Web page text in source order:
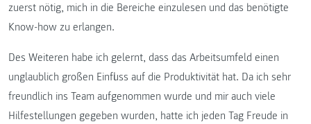
zuerst nötig, mich in die Bereiche einzulesen und das benötigte
Know-how zu erlangen.
Des Weiteren habe ich gelernt, dass das Arbeitsumfeld einen
unglaublich großen Einfluss auf die Produktivität hat. Da ich sehr
freundlich ins Team aufgenommen wurde und mir auch viele
Hilfestellungen gegeben wurden, hatte ich jeden Tag Freude in